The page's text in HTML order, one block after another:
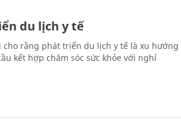
du lịch y tế
cho rằng phát triển du lịch y tế là xu hướng
kết hợp chăm sóc sức khỏe với nghỉ